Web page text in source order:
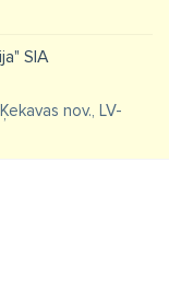
SIA
nov., LV-